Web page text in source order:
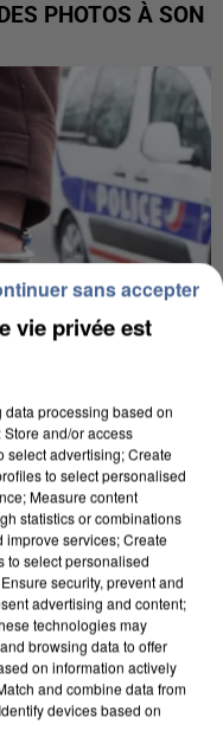
PHOTOS À SON
DE LA DZ
vie privée est
processing based on
and/or access
select advertising; Create
to select personalised
Measure content
statistics or combinations
improve services; Create
to select personalised
security, prevent and
advertising and content;
technologies may
browsing data to offer
on information actively
and combine data from
devices based on
sans accepter